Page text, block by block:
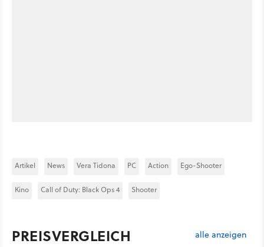
Artikel News Vera Tidona PC Action Ego-Shooter
Kino Call of Duty: Black Ops 4 Shooter
PREISVERGLEICH alle anzeigen